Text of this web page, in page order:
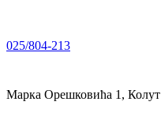
025/804-213
Марка Орешковића 1, Колут